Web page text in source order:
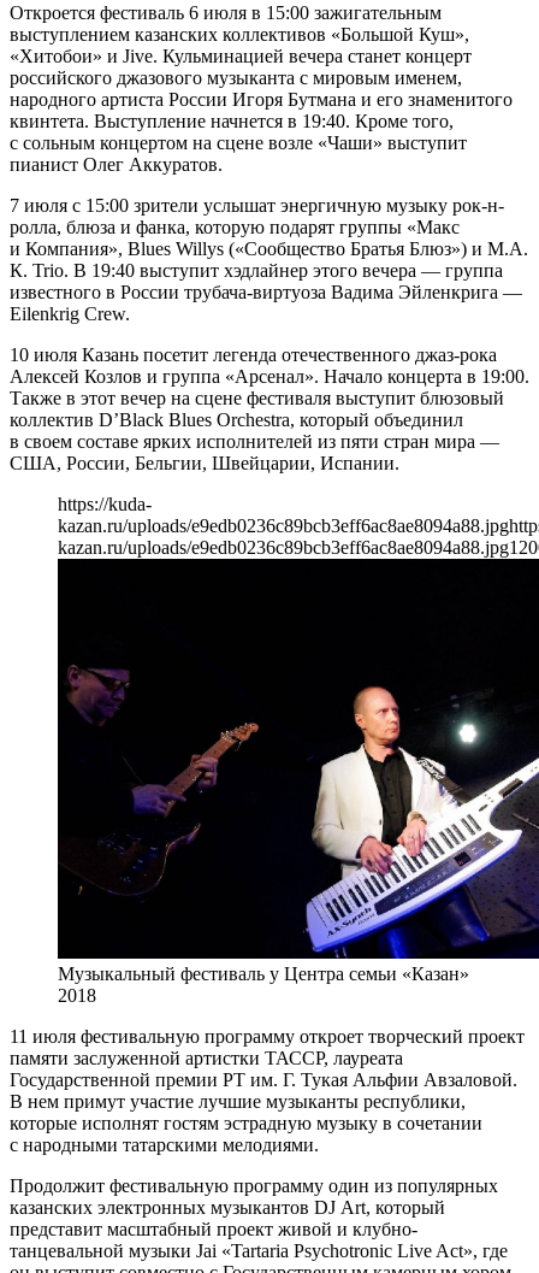
Откроется фестиваль 6 июля в 15:00 зажигательным
выступлением казанских коллективов «Большой Куш»,
«Хитобои» и Jive. Кульминацией вечера станет концерт
российского джазового музыканта с мировым именем,
народного артиста России Игоря Бутмана и его знаменитого
квинтета. Выступление начнется в 19:40. Кроме того,
с сольным концертом на сцене возле «Чаши» выступит
пианист Олег Аккуратов.
7 июля с 15:00 зрители услышат энергичную музыку рок-н-
ролла, блюза и фанка, которую подарят группы «Макс
и Компания», Blues Willys («Сообщество Братья Блюз») и М.А.
К. Trio. В 19:40 выступит хэдлайнер этого вечера — группа
известного в России трубача-виртуоза Вадима Эйленкрига —
Eilenkrig Crew.
10 июля Казань посетит легенда отечественного джаз-рока
Алексей Козлов и группа «Арсенал». Начало концерта в 19:00.
Также в этот вечер на сцене фестиваля выступит блюзовый
коллектив D’Black Blues Orchestra, который объединил
в своем составе ярких исполнителей из пяти стран мира —
США, России, Бельгии, Швейцарии, Испании.
https://kuda-
kazan.ru/uploads/e9edb0236c89bcb3eff6ac8ae8094a88.jpg
kazan.ru/uploads/e9edb0236c89bcb3eff6ac8ae8094a88.jpg
Музыкальный фестиваль у Центра семьи «Казан»
2018
11 июля фестивальную программу откроет творческий проект
памяти заслуженной артистки ТАССР, лауреата
Государственной премии РТ им. Г. Тукая Альфии Авзаловой.
В нем примут участие лучшие музыканты республики,
которые исполнят гостям эстрадную музыку в сочетании
с народными татарскими мелодиями.
Продолжит фестивальную программу один из популярных
казанских электронных музыкантов DJ Art, который
представит масштабный проект живой и клубно-
танцевальной музыки Jai «Tartaria Psychotronic Live Act», где